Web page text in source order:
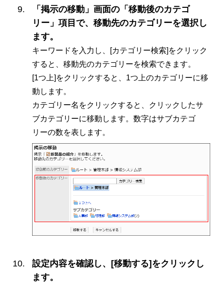
「掲示の移動」画面の「移動後のカテゴ
リー」項目で、移動先のカテゴリーを選択し
ます。
キーワードを入力し、[カテゴリー検索]をクリック
すると、移動先のカテゴリーを検索できます。
[1つ上]をクリックすると、1つ上のカテゴリーに移
動します。
カテゴリー名をクリックすると、クリックしたサ
ブカテゴリーに移動します。数字はサブカテゴ
リーの数を表します。
設定内容を確認し、[移動する]をクリックし
ます。